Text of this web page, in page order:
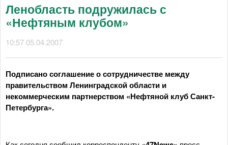
Ленобласть подружилась с
«Нефтяным клубом»
10:57 05.04.2007
Подписано соглашение о сотрудничестве между
правительством Ленинградской области и
некоммерческим партнерством «Нефтяной клуб Санкт-
Петербурга».